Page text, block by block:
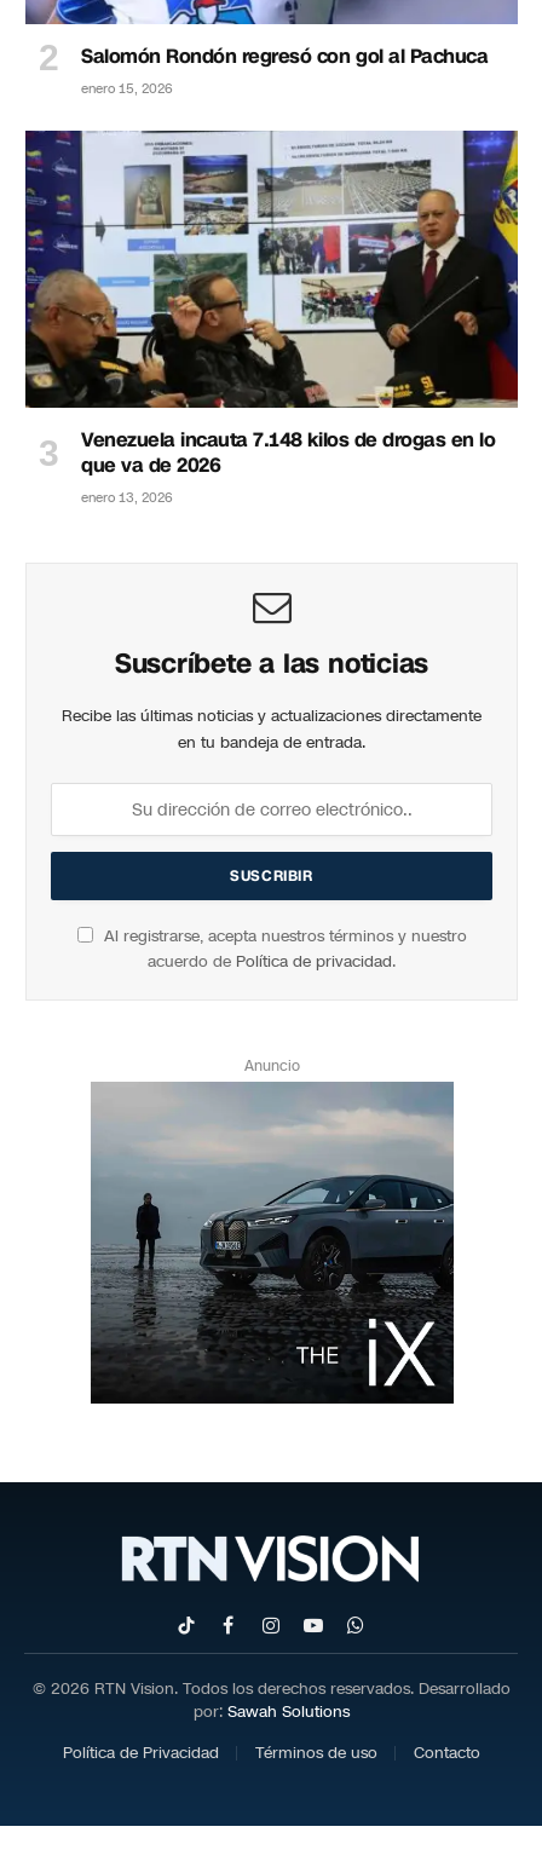
Salomón Rondón regresó con gol al Pachuca
enero 15, 2026
Venezuela incauta 7.148 kilos de drogas en lo
que va de 2026
enero 13, 2026
Suscríbete a las noticias
Recibe las últimas noticias y actualizaciones directamente
en tu bandeja de entrada.
Al registrarse, acepta nuestros términos y nuestro
acuerdo de Política de privacidad.
Anuncio
TikTokFacebookInstagram
YouTubeWhatsApp
© 2026 RTN Vision. Todos los derechos reservados. Desarrollado
por: Sawah Solutions
Política de Privacidad
Términos de uso Contacto